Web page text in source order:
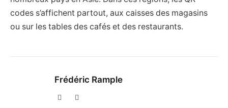
codes s’affichent partout, aux caisses des magasins
ou sur les tables des cafés et des restaurants.
Frédéric Rample